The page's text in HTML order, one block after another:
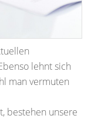
lehnt sich
man vermuten
bestehen unsere